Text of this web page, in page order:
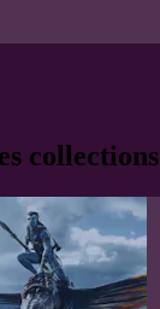
collections